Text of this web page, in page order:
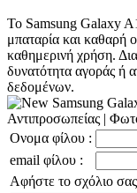
Το Samsung Galaxy
μπαταρία και καθαρή
καθημερινή χρήση.
δυνατότητα αγοράς ή
δεδομένων.
Ονομα φίλου :
email φίλου :
Αφήστε το σχόλιο σας